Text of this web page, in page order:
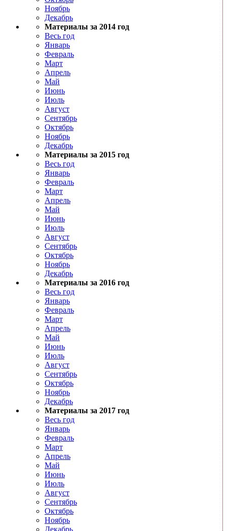
Ноябрь
Декабрь
Материалы за 2014 год
Весь год
Январь
Февраль
Март
Апрель
Май
Июнь
Июль
Август
Сентябрь
Октябрь
Ноябрь
Декабрь
Материалы за 2015 год
Весь год
Январь
Февраль
Март
Апрель
Май
Июнь
Июль
Август
Сентябрь
Октябрь
Ноябрь
Декабрь
Материалы за 2016 год
Весь год
Январь
Февраль
Март
Апрель
Май
Июнь
Июль
Август
Сентябрь
Октябрь
Ноябрь
Декабрь
Материалы за 2017 год
Весь год
Январь
Февраль
Март
Апрель
Май
Июнь
Июль
Август
Сентябрь
Октябрь
Ноябрь
Декабрь